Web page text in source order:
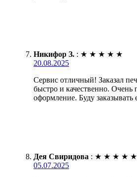
Никифор З. : ★ ★ ★ ★ ★
20.08.2025
Сервис отличный! Заказал
быстро и качественно. Очень
оформление. Буду заказывать
Дея Свиридова : ★ ★ ★ ★ ★
05.07.2025